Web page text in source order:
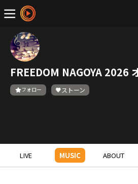
FREEDOM NAGOYA 2026
フォロー ストーン
LIVE MUSIC ABOUT